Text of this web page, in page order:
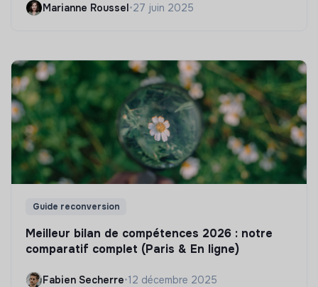
Marianne Roussel•27 juin 2025
Guide reconversion
Meilleur bilan de compétences 2026 : notre
comparatif complet (Paris & En ligne)
Fabien Secherre•12 décembre 2025